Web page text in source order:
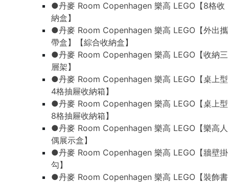
●丹麥 Room Copenhagen 樂高 LEGO【8格收
納盒】
●丹麥 Room Copenhagen 樂高 LEGO【外出攜
帶盒】【綜合收納盒】
●丹麥 Room Copenhagen 樂高 LEGO【收納三
層架】
●丹麥 Room Copenhagen 樂高 LEGO【桌上型
4格抽屜收納箱】
●丹麥 Room Copenhagen 樂高 LEGO【桌上型
8格抽屜收納箱】
●丹麥 Room Copenhagen 樂高 LEGO【樂高人
偶展示盒】
●丹麥 Room Copenhagen 樂高 LEGO【牆壁掛
勾】
●丹麥 Room Copenhagen 樂高 LEGO【裝飾書